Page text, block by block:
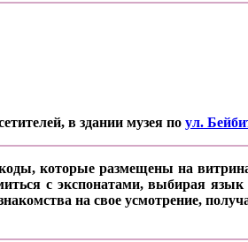
в здании музея по ул.
которые размещены на
с экспонатами, выбирая
на свое усмотрение,